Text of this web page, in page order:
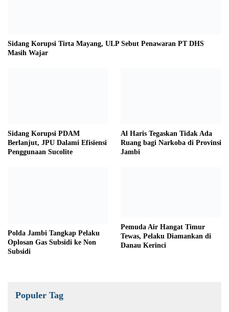
Sidang Korupsi Tirta Mayang, ULP Sebut Penawaran PT DHS
Masih Wajar
Sidang Korupsi PDAM
Berlanjut, JPU Dalami Efisiensi
Penggunaan Sucolite
Al Haris Tegaskan Tidak Ada
Ruang bagi Narkoba di Provinsi
Jambi
Polda Jambi Tangkap Pelaku
Oplosan Gas Subsidi ke Non
Subsidi
Pemuda Air Hangat Timur
Tewas, Pelaku Diamankan di
Danau Kerinci
Populer Tag